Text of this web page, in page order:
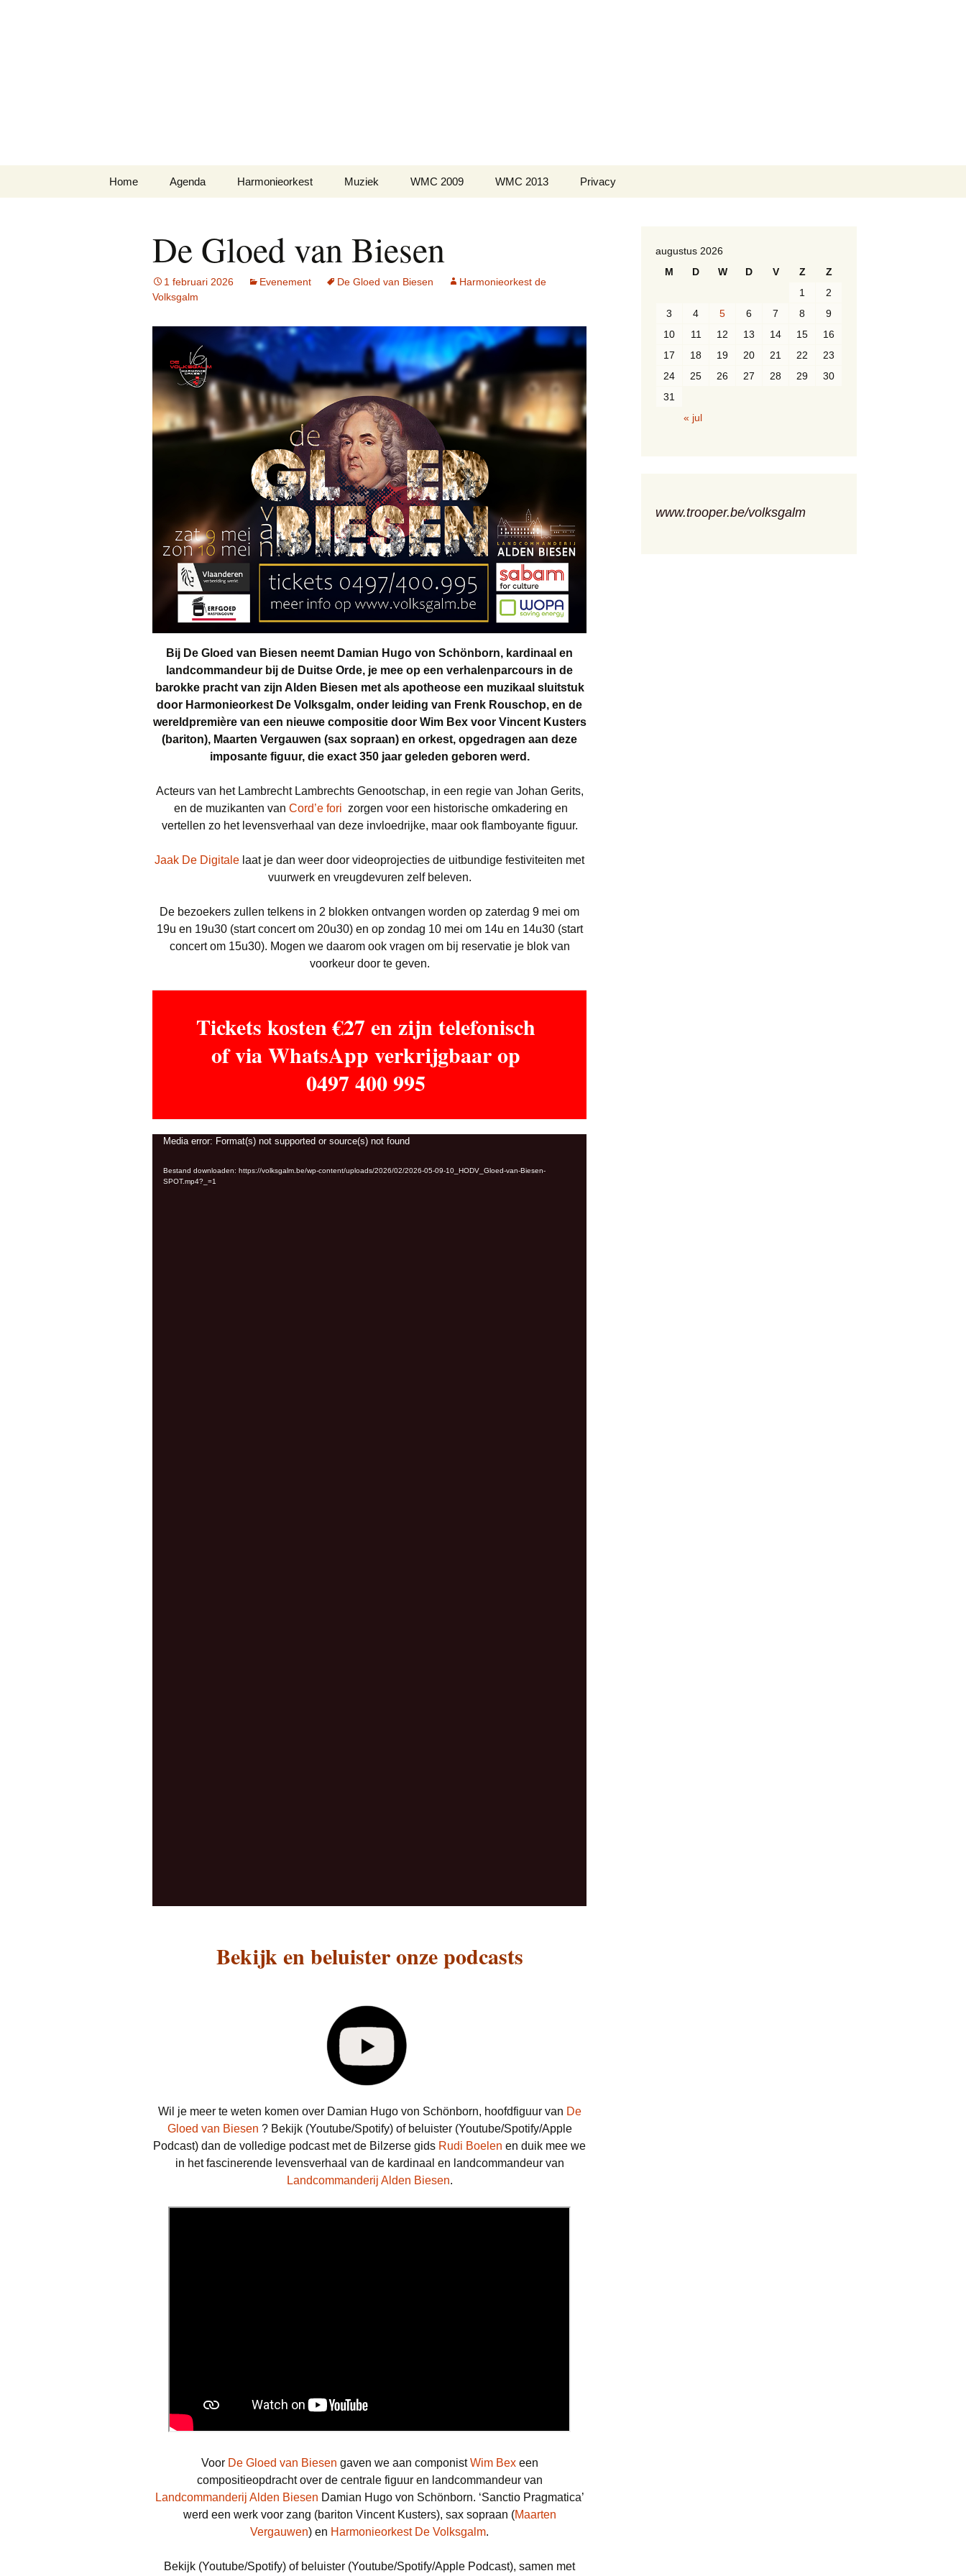
Home Agenda Harmonieorkest Muziek WMC 2009 WMC 2013 Privacy
De Gloed van Biesen
1 februari 2026 Evenement De Gloed van Biesen
Harmonieorkest de
Volksgalm
Bij De Gloed van Biesen neemt Damian Hugo von Schönborn, kardinaal en
landcommandeur bij de Duitse Orde, je mee op een verhalenparcours in de
barokke pracht van zijn Alden Biesen met als apotheose een muzikaal sluitstuk
door Harmonieorkest De Volksgalm, onder leiding van Frenk Rouschop, en de
wereldpremière van een nieuwe compositie door Wim Bex voor Vincent Kusters
(bariton), Maarten Vergauwen (sax sopraan) en orkest, opgedragen aan deze
imposante figuur, die exact 350 jaar geleden geboren werd.
Acteurs van het Lambrecht Lambrechts Genootschap, in een regie van Johan Gerits,
en de muzikanten van Cord’e fori zorgen voor een historische omkadering en
vertellen zo het levensverhaal van deze invloedrijke, maar ook flamboyante figuur.
Jaak De Digitale laat je dan weer door videoprojecties de uitbundige festiviteiten met
vuurwerk en vreugdevuren zelf beleven.
De bezoekers zullen telkens in 2 blokken ontvangen worden op zaterdag 9 mei om
19u en 19u30 (start concert om 20u30) en op zondag 10 mei om 14u en 14u30 (start
concert om 15u30). Mogen we daarom ook vragen om bij reservatie je blok van
voorkeur door te geven.
Tickets kosten €27 en zijn telefonisch
of via WhatsApp verkrijgbaar op
0497 400 995
Videospeler
Media error: Format(s) not supported or source(s) not found
Bestand downloaden: https://volksgalm.be/wp-content/uploads/2026/02/2026-05-09-10_HODV_Gloed-van-Biesen-
SPOT.mp4?_=1
Bekijk en beluister onze podcasts
Wil je meer te weten komen over Damian Hugo von Schönborn, hoofdfiguur van De
Gloed van Biesen ? Bekijk (Youtube/Spotify) of beluister (Youtube/Spotify/Apple
Podcast) dan de volledige podcast met de Bilzerse gids Rudi Boelen en duik mee we
in het fascinerende levensverhaal van de kardinaal en landcommandeur van
Landcommanderij Alden Biesen.
Voor De Gloed van Biesen gaven we aan componistWim Bexeen
compositieopdracht over de centrale figuur en landcommandeur van
Landcommanderij Alden Biesen Damian Hugo von Schönborn. ‘Sanctio Pragmatica’
werd een werk voor zang (bariton Vincent Kusters), sax sopraan (Maarten
Vergauwen) en Harmonieorkest De Volksgalm.
Bekijk (Youtube/Spotify) of beluister (Youtube/Spotify/Apple Podcast), samen met
augustus 2026
M
D W D V Z
Z
1
2
3
4 5 6 7 8
9
10
11 12 13 14 15
16
17
18 19 20 21 22
23
24
25 26 27 28 29
30
31
« jul
www.trooper.be/volksgalm